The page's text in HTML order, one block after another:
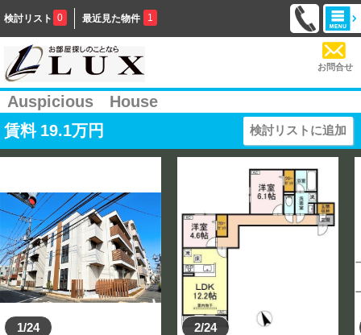
検討リスト 0 最近見た物件 1
お問合せ
Auspicious House
賃料 19.1万円 検討リストに追加
1/24 2/24